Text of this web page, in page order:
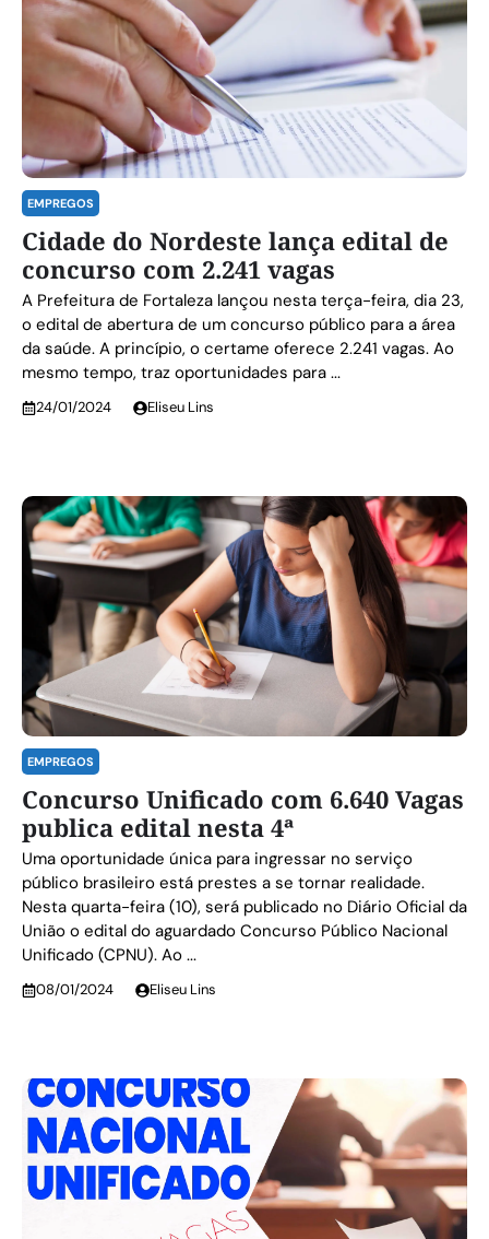
EMPREGOS
Cidade do Nordeste lança edital de
concurso com 2.241 vagas
A Prefeitura de Fortaleza lançou nesta terça-feira, dia 23,
o edital de abertura de um concurso público para a área
da saúde. A princípio, o certame oferece 2.241 vagas. Ao
mesmo tempo, traz oportunidades para ...
24/01/2024 Eliseu Lins
EMPREGOS
Concurso Unificado com 6.640 Vagas
publica edital nesta 4ª
Uma oportunidade única para ingressar no serviço
público brasileiro está prestes a se tornar realidade.
Nesta quarta-feira (10), será publicado no Diário Oficial da
União o edital do aguardado Concurso Público Nacional
Unificado (CPNU). Ao ...
08/01/2024 Eliseu Lins